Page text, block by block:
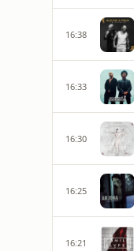
16:38
16:33
16:30
16:25
16:21